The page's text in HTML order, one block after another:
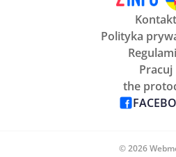
Kontakt
Polityka
Pracuj
the
© 2026